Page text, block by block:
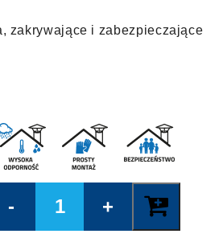
zakrywające i zabezpieczające